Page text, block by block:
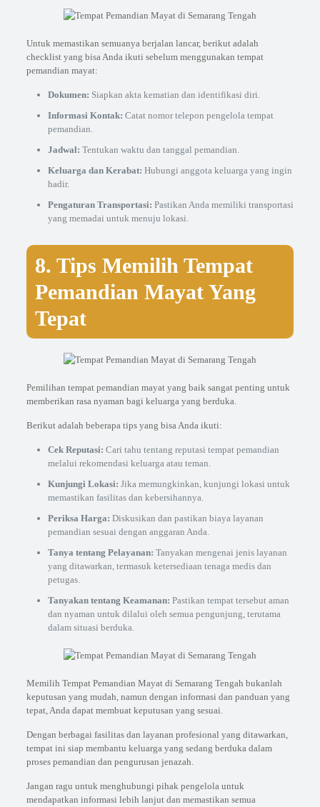
Untuk memastikan semuanya berjalan lancar, berikut adalah
checklist yang bisa Anda ikuti sebelum menggunakan tempat
pemandian mayat:
Dokumen: Siapkan akta kematian dan identifikasi diri.
Informasi Kontak: Catat nomor telepon pengelola tempat
pemandian.
Jadwal: Tentukan waktu dan tanggal pemandian.
Keluarga dan Kerabat: Hubungi anggota keluarga yang ingin
hadir.
Pengaturan Transportasi: Pastikan Anda memiliki transportasi
yang memadai untuk menuju lokasi.
8. Tips Memilih Tempat
Pemandian Mayat Yang
Tepat
Pemilihan tempat pemandian mayat yang baik sangat penting untuk
memberikan rasa nyaman bagi keluarga yang berduka.
Berikut adalah beberapa tips yang bisa Anda ikuti:
Cek Reputasi: Cari tahu tentang reputasi tempat pemandian
melalui rekomendasi keluarga atau teman.
Kunjungi Lokasi: Jika memungkinkan, kunjungi lokasi untuk
memastikan fasilitas dan kebersihannya.
Periksa Harga: Diskusikan dan pastikan biaya layanan
pemandian sesuai dengan anggaran Anda.
Tanya tentang Pelayanan: Tanyakan mengenai jenis layanan
yang ditawarkan, termasuk ketersediaan tenaga medis dan
petugas.
Tanyakan tentang Keamanan: Pastikan tempat tersebut aman
dan nyaman untuk dilalui oleh semua pengunjung, terutama
dalam situasi berduka.
Memilih Tempat Pemandian Mayat di Semarang Tengah bukanlah
keputusan yang mudah, namun dengan informasi dan panduan yang
tepat, Anda dapat membuat keputusan yang sesuai.
Dengan berbagai fasilitas dan layanan profesional yang ditawarkan,
tempat ini siap membantu keluarga yang sedang berduka dalam
proses pemandian dan pengurusan jenazah.
Jangan ragu untuk menghubungi pihak pengelola untuk
mendapatkan informasi lebih lanjut dan memastikan semua